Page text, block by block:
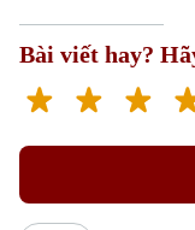
Bài viết hay?